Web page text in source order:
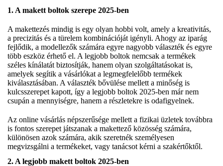
1. A makett boltok szerepe 2025-ben
A makettezés mindig is egy olyan hobbi volt, amely a kreativitás,
a precizitás és a türelem kombinációját igényli. Ahogy az iparág
fejlődik, a modellezők számára egyre nagyobb választék és egyre
több eszköz érhető el. A legjobb boltok nemcsak a termékek
széles kínálatát biztosítják, hanem olyan szolgáltatásokat is,
amelyek segítik a vásárlókat a legmegfelelőbb termékek
kiválasztásában. A választék bővülése mellett a minőség is
kulcsszerepet kapott, így a legjobb boltok 2025-ben már nem
csupán a mennyiségre, hanem a részletekre is odafigyelnek.
Az online vásárlás népszerűsége mellett a fizikai üzletek továbbra
is fontos szerepet játszanak a makettező közösség számára,
különösen azok számára, akik szeretnék személyesen
megvizsgálni a termékeket, vagy tanácsot kérni a szakértőktől.
2. A legjobb makett boltok 2025-ben